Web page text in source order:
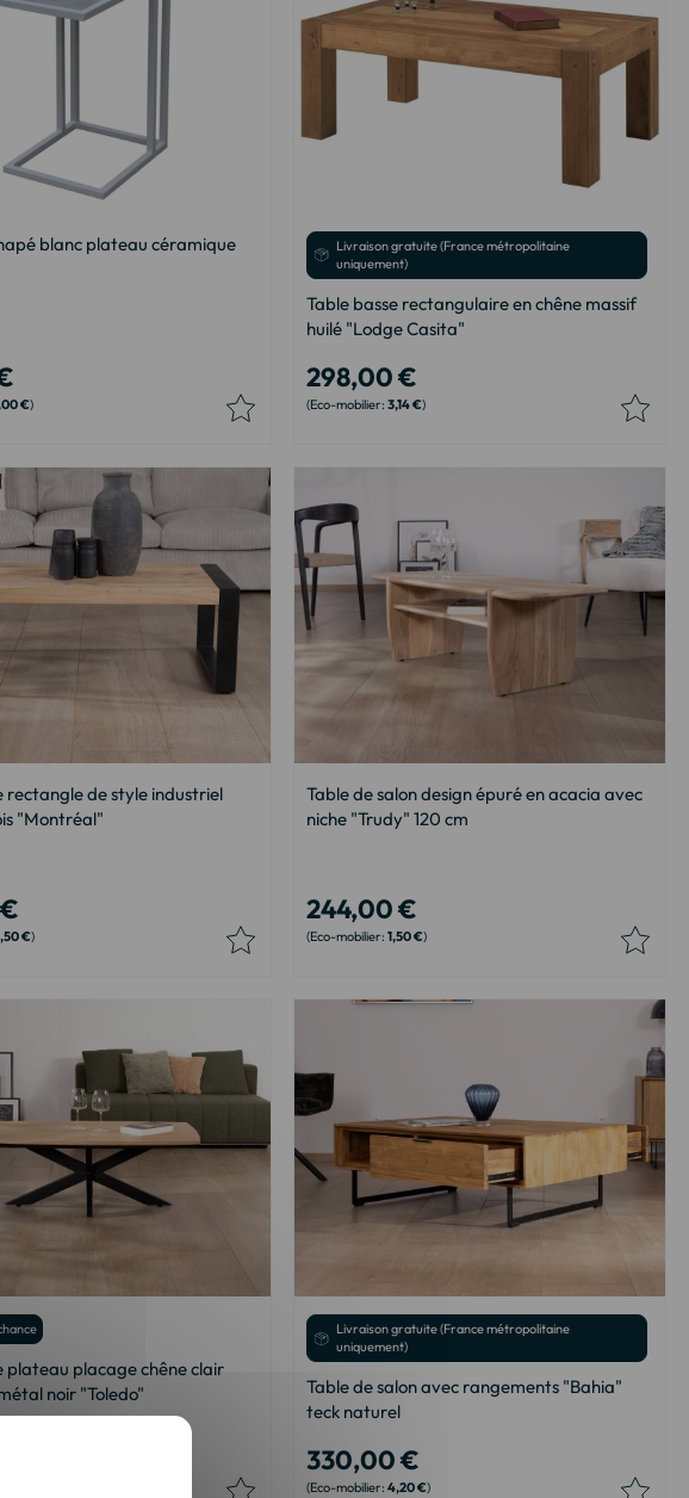
blanc plateau céramique
€
Livraison gratuite (France métropolitaine
uniquement)
Table basse rectangulaire en chêne massif
huilé "Lodge Casita"
298,00 €
3,14 €
rectangle de style industriel
"Montréal"
€
Table de salon design épuré en acacia avec
niche "Trudy" 120 cm
244,00 €
1,50 €
plateau placage chêne clair
noir "Toledo"
Livraison gratuite (France métropolitaine
uniquement)
Table de salon avec rangements "Bahia"
teck naturel
330,00 €
4,20 €